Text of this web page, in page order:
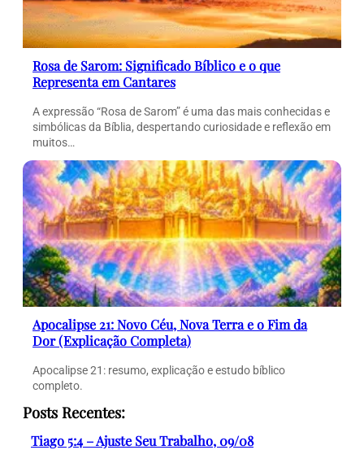
Rosa de Sarom: Significado Bíblico e o que
Representa em Cantares
A expressão “Rosa de Sarom” é uma das mais conhecidas e
simbólicas da Bíblia, despertando curiosidade e reflexão em
muitos…
Apocalipse 21: Novo Céu, Nova Terra e o Fim da
Dor (Explicação Completa)
Apocalipse 21: resumo, explicação e estudo bíblico
completo.
Posts Recentes:
Tiago 5:4 – Ajuste Seu Trabalho, 09/08